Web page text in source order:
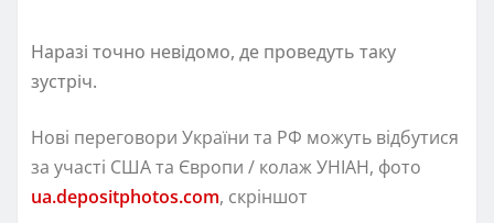
Наразі точно невідомо, де проведуть таку
зустріч.
Нові переговори України та РФ можуть відбутися
за участі США та Європи / колаж УНІАН, фото
ua.depositphotos.com, скріншот